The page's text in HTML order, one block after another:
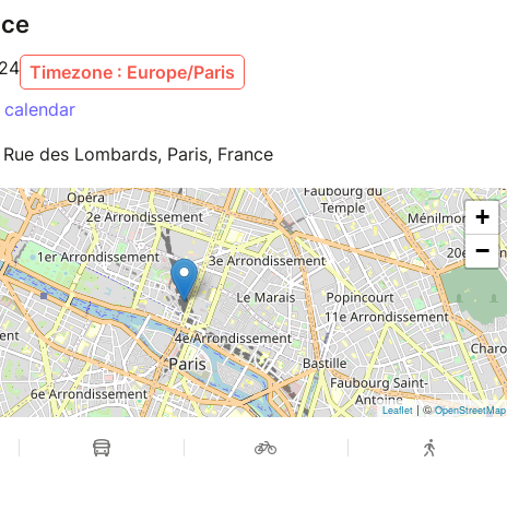
Timezone : Europe/Paris
des Lombards, Paris, France
+
−
Leaflet | ©OpenStreetMap